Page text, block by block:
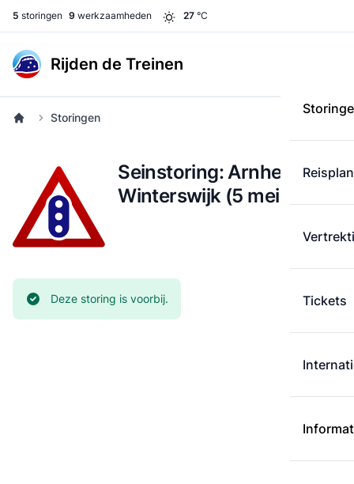
5 storingen 9 werkzaamheden 27 °C
Rijden de Treinen
Tickets
Storingen
Seinstoring: Arnhem -
Winterswijk (5 mei)
Huidige status:
Deze storing is voorbij.